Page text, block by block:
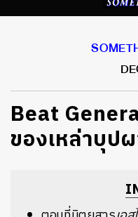
Beat
ของเหล่าบุป